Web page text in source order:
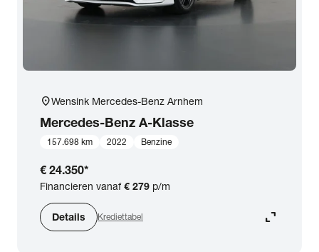
location_onWensink Mercedes-Benz Arnhem
Mercedes-Benz A-Klasse
157.698 km 2022 Benzine
€ 24.350*
Financieren vanaf€ 279 p/m
Details Krediettabel expand_content